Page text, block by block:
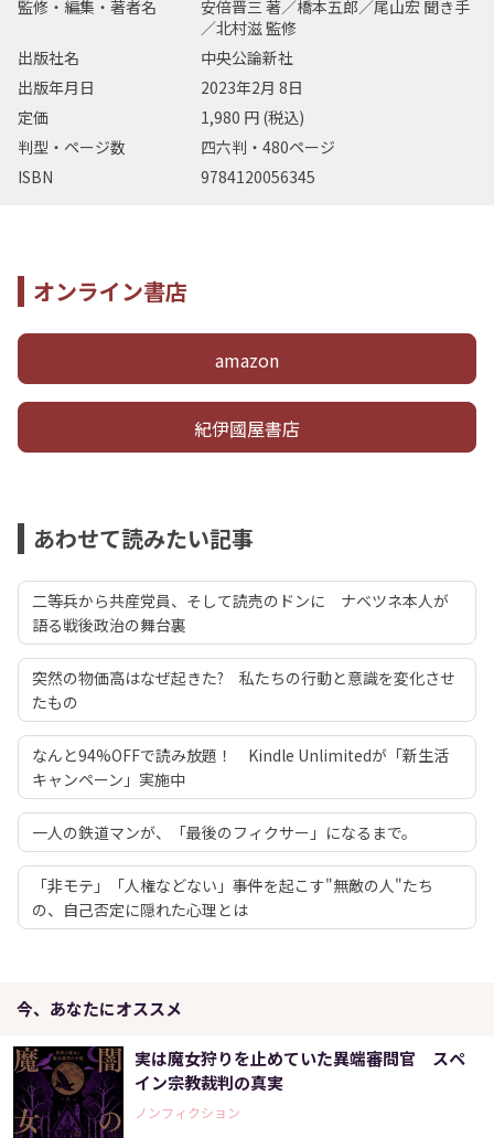
監修・編集・著者名
安倍晋三 著／橋本五郎／尾山宏 聞き手
／北村滋 監修
出版社名
中央公論新社
出版年月日
2023年2月 8日
定価
1,980 円 (税込)
判型・ページ数
四六判・480ページ
ISBN
9784120056345
オンライン書店
amazon
紀伊國屋書店
あわせて読みたい記事
二等兵から共産党員、そして読売のドンに ナベツネ本人が
語る戦後政治の舞台裏
突然の物価高はなぜ起きた? 私たちの行動と意識を変化させ
たもの
なんと94%OFFで読み放題！ Kindle Unlimitedが「新生活
キャンペーン」実施中
一人の鉄道マンが、「最後のフィクサー」になるまで。
「非モテ」「人権などない」――事件を起こす"無敵の人"たち
の、自己否定に隠れた心理とは
今、あなたにオススメ
実は魔女狩りを止めていた異端審問官 スペ
イン宗教裁判の真実
ノンフィクション